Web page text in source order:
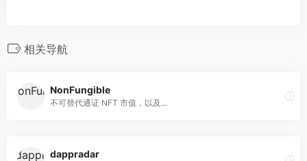
相关导航
NonFungible
不可替代通证 NFT 市值，以及...
dappradar